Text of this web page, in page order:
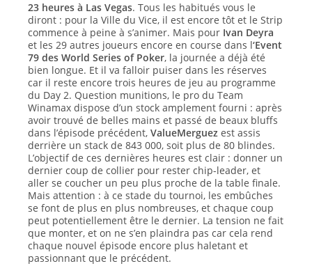
23 heures à Las Vegas. Tous les habitués vous le
diront : pour la Ville du Vice, il est encore tôt et le Strip
commence à peine à s’animer. Mais pour Ivan Deyra
et les 29 autres joueurs encore en course dans l‘Event
79 des World Series of Poker, la journée a déjà été
bien longue. Et il va falloir puiser dans les réserves
car il reste encore trois heures de jeu au programme
du Day 2. Question munitions, le pro du Team
Winamax dispose d’un stock amplement fourni : après
avoir trouvé de belles mains et passé de beaux bluffs
dans l’épisode précédent,ValueMerguezest assis
derrière un stack de 843 000, soit plus de 80 blindes.
L’objectif de ces dernières heures est clair : donner un
dernier coup de collier pour rester chip-leader, et
aller se coucher un peu plus proche de la table finale.
Mais attention : à ce stade du tournoi, les embûches
se font de plus en plus nombreuses, et chaque coup
peut potentiellement être le dernier. La tension ne fait
que monter, et on ne s’en plaindra pas car cela rend
chaque nouvel épisode encore plus haletant et
passionnant que le précédent.